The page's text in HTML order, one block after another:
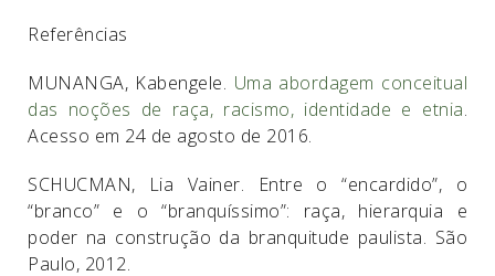
Referências
MUNANGA, Kabengele. Uma abordagem conceitual
das noções de raça, racismo, identidade e etnia.
Acesso em 24 de agosto de 2016.
SCHUCMAN, Lia Vainer. Entre o “encardido”, o
“branco” e o “branquíssimo”: raça, hierarquia e
poder na construção da branquitude paulista. São
Paulo, 2012.